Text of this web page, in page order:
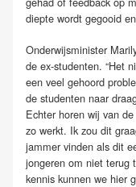
diepte wordt gegooid
Onderwijsminister
de ex-studenten. “Het
een veel gehoord
de studenten naar
Echter horen wij van
zo werkt. Ik zou dit
jammer vinden als dit
jongeren om niet terug
kennis kunnen we hier